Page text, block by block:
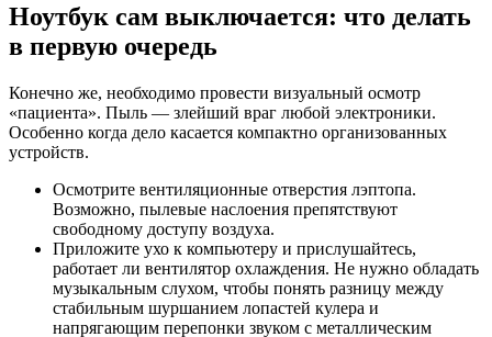
Ноутбук сам выключается: что делать
в первую очередь
Конечно же, необходимо провести визуальный осмотр
«пациента». Пыль — злейший враг любой электроники.
Особенно когда дело касается компактно организованных
устройств.
Осмотрите вентиляционные отверстия лэптопа.
Возможно, пылевые наслоения препятствуют
свободному доступу воздуха.
Приложите ухо к компьютеру и прислушайтесь,
работает ли вентилятор охлаждения. Не нужно обладать
музыкальным слухом, чтобы понять разницу между
стабильным шуршанием лопастей кулера и
напрягающим перепонки звуком с металлическим